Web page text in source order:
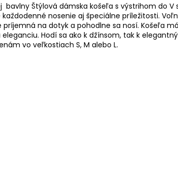
Štýlová dámska košeľa s výstrihom do V
nosenie aj špeciálne príležitosti.
na dotyk a pohodlne sa nosí. Košeľa
Hodí sa ako k džínsom, tak k
vo veľkostiach S, M alebo L.